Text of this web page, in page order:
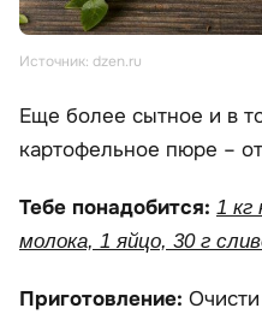
Источник: dzen.ru
Еще более сытное и в
картофельное пюре –
Тебе понадобится: 1 кг
молока, 1 яйцо, 30 г
Приготовление: